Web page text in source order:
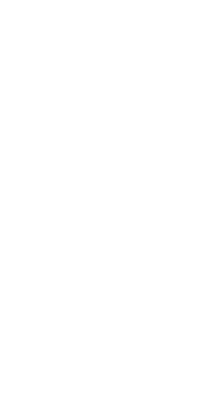
avec les